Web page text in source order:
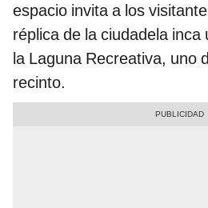
espacio invita a los
réplica de la ciudadela
la Laguna Recreativa, uno
recinto.